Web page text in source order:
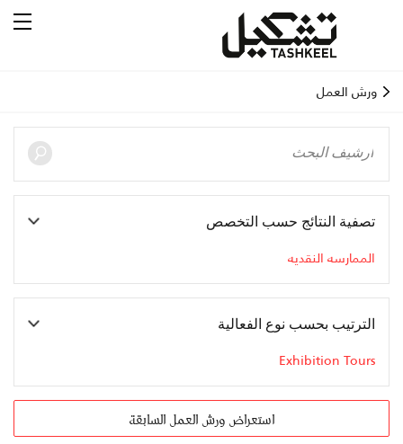
ورش العمل
تصفية النتائج حسب التخصص
الممارسه النقديه
الترتيب بحسب نوع الفعالية
Exhibition Tours
استعراض ورش العمل السابقة